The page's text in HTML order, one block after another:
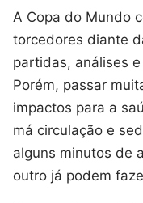
A Copa do Mundo
torcedores diante
partidas, análises
Porém, passar
impactos para a
má circulação e
alguns minutos de
outro já podem